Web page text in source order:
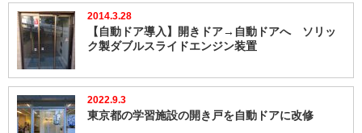
2014.3.28
【自動ドア導入】開きドア→自動ドアへ ソリッ
ク製ダブルスライドエンジン装置
2022.9.3
東京都の学習施設の開き戸を自動ドアに改修